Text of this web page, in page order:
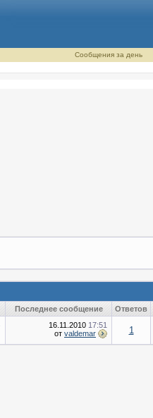
Сообщения за день
Последнее сообщение Ответов
16.11.2010 17:51
от valdemar 1